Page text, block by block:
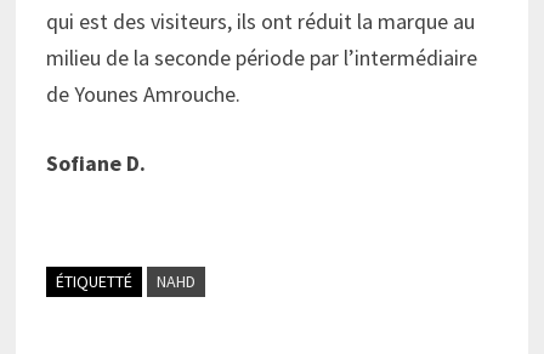
qui est des visiteurs, ils ont réduit la marque au
milieu de la seconde période par l’intermédiaire
de Younes Amrouche.
Sofiane D.
ÉTIQUETTÉ NAHD